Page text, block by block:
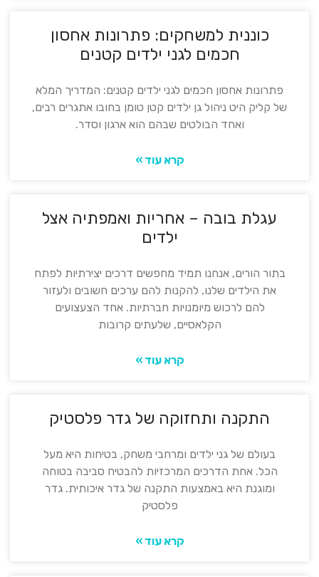
כוננית למשחקים: פתרונות אחסון
חכמים לגני ילדים קטנים
פתרונות אחסון חכמים לגני ילדים קטנים: המדריך המלא
של קליק היט ניהול גן ילדים קטן טומן בחובו אתגרים רבים,
ואחד הבולטים שבהם הוא ארגון וסדר.
קרא עוד »
עגלת בובה – אחריות ואמפתיה אצל
ילדים
בתור הורים, אנחנו תמיד מחפשים דרכים יצירתיות לפתח
את הילדים שלנו, להקנות להם ערכים חשובים ולעזור
להם לרכוש מיומנויות חברתיות. אחד הצעצועים
הקלאסיים, שלעתים קרובות
קרא עוד »
התקנה ותחזוקה של גדר פלסטיק
בעולם של גני ילדים ומרחבי משחק, בטיחות היא מעל
הכל. אחת הדרכים המרכזיות להבטיח סביבה בטוחה
ומוגנת היא באמצעות התקנה של גדר איכותית. גדר
פלסטיק
קרא עוד »